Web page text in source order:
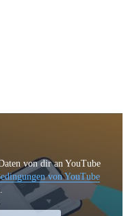
von dir an YouTube
von YouTube